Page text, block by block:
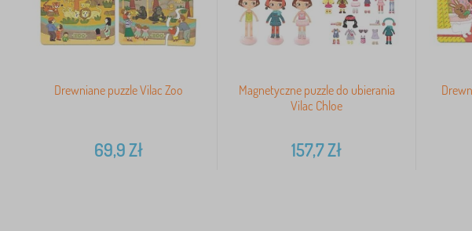
Drewniane puzzle Vilac Zoo
69,9Zł
Magnetyczne puzzle do ubierania
Vilac Chloe
157,7Zł